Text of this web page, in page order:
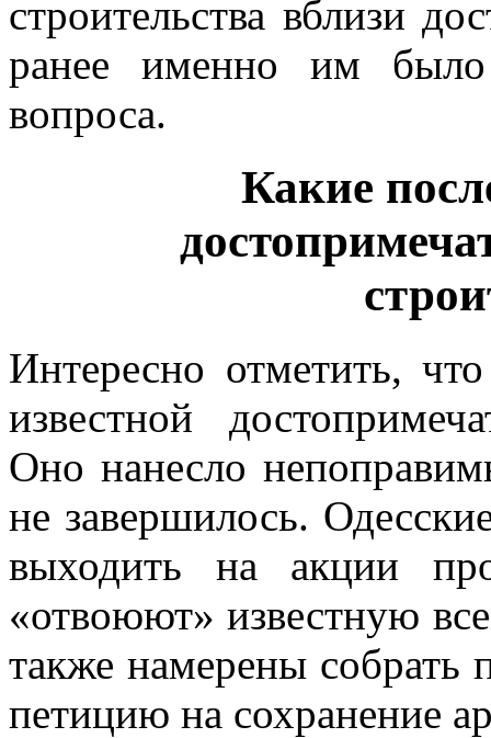
строительства вблизи
ранее именно им было
вопроса.
Какие
Интересно отметить,
известной
Оно нанесло
не завершилось.
выходить на акции
«отвоюют» известную
также намерены собрать
петицию на сохранение